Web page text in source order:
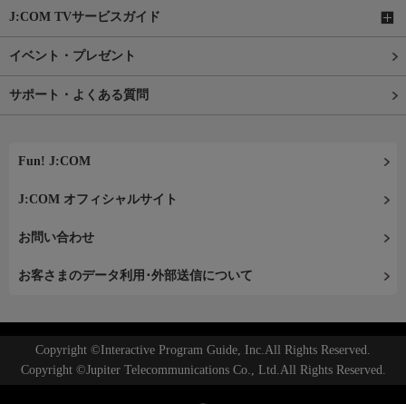
J:COM TVサービスガイド
イベント・プレゼント
サポート・よくある質問
Fun! J:COM
J:COM オフィシャルサイト
お問い合わせ
お客さまのデータ利用･外部送信について
Copyright ©Interactive Program Guide, Inc.All Rights Reserved.
Copyright ©Jupiter Telecommunications Co., Ltd.All Rights Reserved.